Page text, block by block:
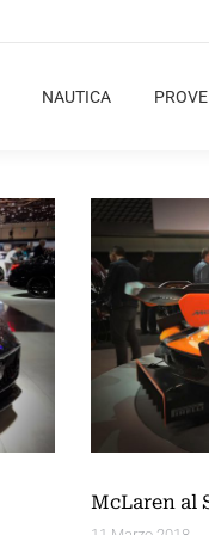
NAUTICA PROVE
McLaren al